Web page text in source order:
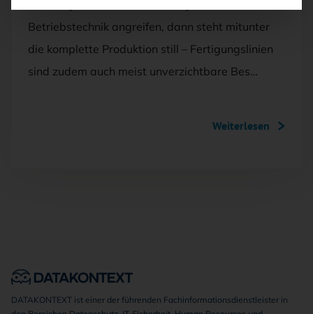
Betriebstechnik angreifen, dann steht mitunter
die komplette Produktion still – Fertigungslinien
sind zudem auch meist unverzichtbare Bes…
Weiterlesen
DATAKONTEXT ist einer der führenden Fachinformationsdienstleister in